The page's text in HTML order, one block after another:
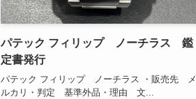
パテック フィリップ ノーチラス 鑑
定書発行
パテック フィリップ ノーチラス ・販売先 メ
ルカリ・判定 基準外品・理由 文...